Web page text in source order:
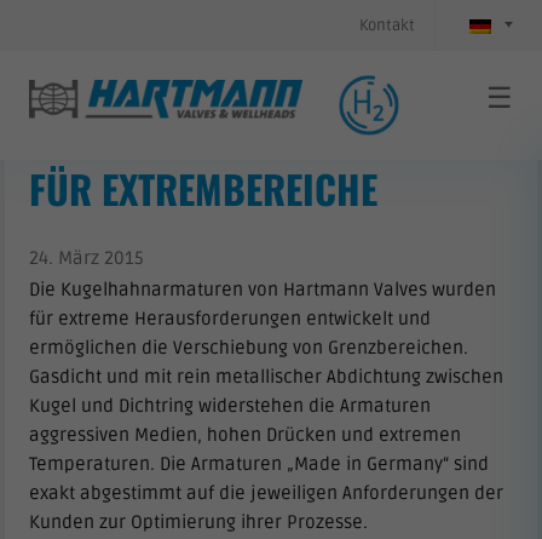
Kontakt
☰
HOCHLEISTUNGSARMATUREN
FÜR EXTREMBEREICHE
24. März 2015
Die Kugelhahnarmaturen von Hartmann Valves wurden
für extreme Herausforderungen entwickelt und
ermöglichen die Verschiebung von Grenzbereichen.
Gasdicht und mit rein metallischer Abdichtung zwischen
Kugel und Dichtring widerstehen die Armaturen
aggressiven Medien, hohen Drücken und extremen
Temperaturen. Die Armaturen „Made in Germany“ sind
exakt abgestimmt auf die jeweiligen Anforderungen der
Kunden zur Optimierung ihrer Prozesse.